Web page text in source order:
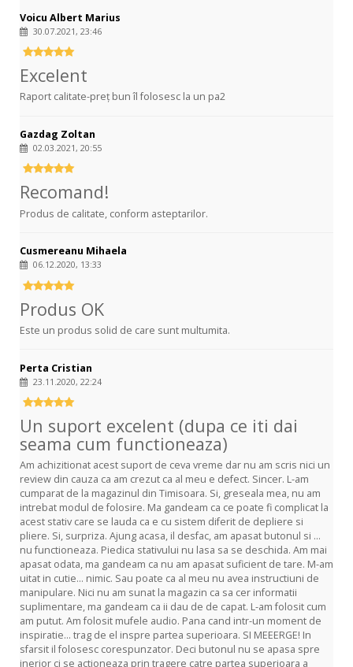
Voicu Albert Marius
30.07.2021, 23:46
Excelent
Raport calitate-preț bun îl folosesc la un pa2
Gazdag Zoltan
02.03.2021, 20:55
Recomand!
Produs de calitate, conform asteptarilor.
Cusmereanu Mihaela
06.12.2020, 13:33
Produs OK
Este un produs solid de care sunt multumita.
Perta Cristian
23.11.2020, 22:24
Un suport excelent (dupa ce iti dai
seama cum functioneaza)
Am achizitionat acest suport de ceva vreme dar nu am scris nici un
review din cauza ca am crezut ca al meu e defect. Sincer. L-am
cumparat de la magazinul din Timisoara. Si, greseala mea, nu am
intrebat modul de folosire. Ma gandeam ca ce poate fi complicat la
acest stativ care se lauda ca e cu sistem diferit de depliere si
pliere. Si, surpriza. Ajung acasa, il desfac, am apasat butonul si ...
nu functioneaza. Piedica stativului nu lasa sa se deschida. Am mai
apasat odata, ma gandeam ca nu am apasat suficient de tare. M-am
uitat in cutie... nimic. Sau poate ca al meu nu avea instructiuni de
manipulare. Nici nu am sunat la magazin ca sa cer informatii
suplimentare, ma gandeam ca ii dau de de capat. L-am folosit cum
am putut. Am folosit mufele audio. Pana cand intr-un moment de
inspiratie... trag de el inspre partea superioara. SI MEEERGE! In
sfarsit il folosesc corespunzator. Deci butonul nu se apasa spre
inerior ci se actioneaza prin tragere catre partea superioara a